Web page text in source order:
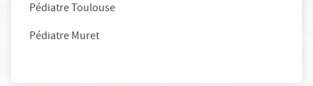
Pédiatre Toulouse
Pédiatre Muret